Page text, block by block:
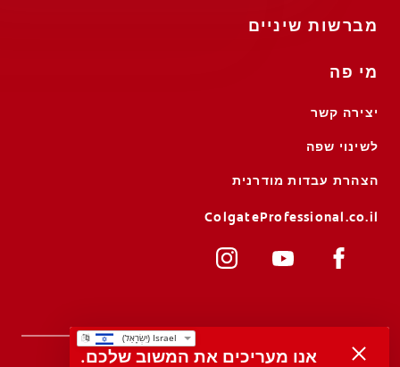
מברשות שיניים
מי פה
יצירה קשר
לשינוי שפה
הצהרת עבדות מודרנית
ColgateProfessional.co.il
אנו מעריכים את המשוב שלכם.